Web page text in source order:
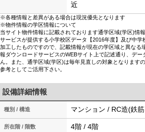
近
※各種情報と差異がある場合は現況優先となります
※物件情報の学区情報について
当サイト物件情報に記載されております通学区域(学区)情
サービスが提供する小学校区データ【2016年度】及び中学
加工したものですので、記載情報が現在の学区域と異なる
報ダウンロードサービスのWEBサイト上で記述通り、デ
ん。また、通学区域(学区)は毎年見直しの対象となります
参考としてご活用下さい。
設備詳細情報
種別 / 構造 マンション / RC造(鉄
所在階 / 階数 4階 / 4階